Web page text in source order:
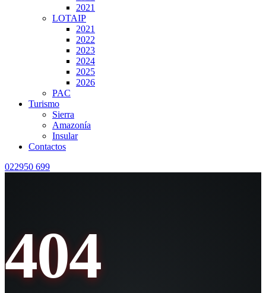
2021
LOTAIP
2021
2022
2023
2024
2025
2026
PAC
Turismo
Sierra
Amazonía
Insular
Contactos
022950 699
404